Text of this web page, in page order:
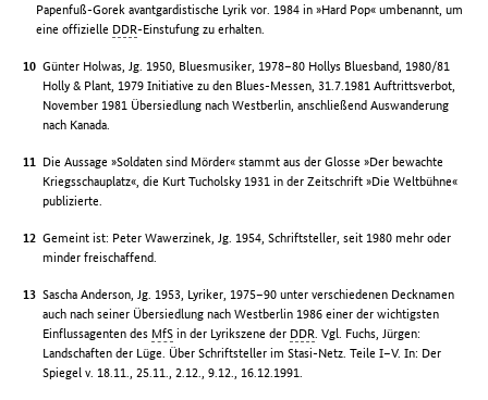
Papenfuß-Gorek avantgardistische Lyrik vor. 1984 in »Hard Pop« umbenannt, um
eine offizielle DDR-Einstufung zu erhalten.
Günter Holwas, Jg. 1950, Bluesmusiker, 1978–80 Hollys Bluesband, 1980/81
Holly & Plant, 1979 Initiative zu den Blues-Messen, 31.7.1981 Auftrittsverbot,
November 1981 Übersiedlung nach Westberlin, anschließend Auswanderung
nach Kanada.
Die Aussage »Soldaten sind Mörder« stammt aus der Glosse »Der bewachte
Kriegsschauplatz«, die Kurt Tucholsky 1931 in der Zeitschrift »Die Weltbühne«
publizierte.
Gemeint ist: Peter Wawerzinek, Jg. 1954, Schriftsteller, seit 1980 mehr oder
minder freischaffend.
Sascha Anderson, Jg. 1953, Lyriker, 1975–90 unter verschiedenen Decknamen
auch nach seiner Übersiedlung nach Westberlin 1986 einer der wichtigsten
Einflussagenten des MfS in der Lyrikszene der DDR. Vgl. Fuchs, Jürgen:
Landschaften der Lüge. Über Schriftsteller im Stasi-Netz. Teile I–V. In: Der
Spiegel v. 18.11., 25.11., 2.12., 9.12., 16.12.1991.